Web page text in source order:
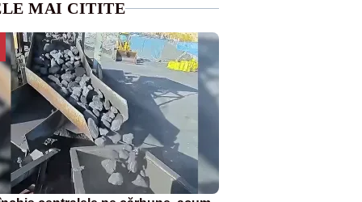
MAI CITITE